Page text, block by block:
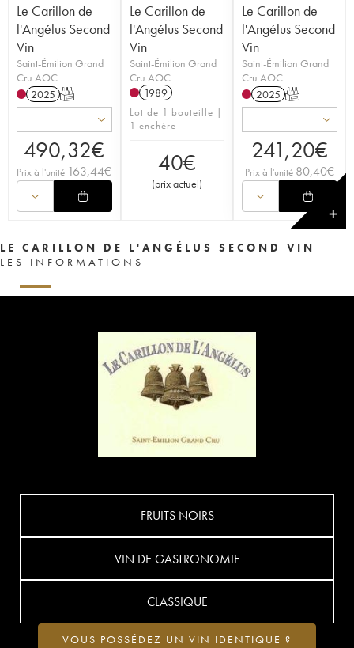
Le Carillon de
l'Angélus Second
Vin
Saint-Émilion Grand
Cru AOC
2025 T
490,32€
Prix à l'unité 163,44€
Le Carillon de
l'Angélus Second
Vin
Saint-Émilion Grand
Cru AOC
1989
Lot de 1 bouteille |
1 enchère
40€
(prix actuel)
Le Carillon de
l'Angélus Second
Vin
Saint-Émilion Grand
Cru AOC
2025 T
241,20€
Prix à l'unité 80,40€
✕
LE CARILLON DE L'ANGÉLUS SECOND VIN
LES INFORMATIONS
FRUITS NOIRS
VIN DE GASTRONOMIE
CLASSIQUE
VOUS POSSÉDEZ UN VIN IDENTIQUE ?